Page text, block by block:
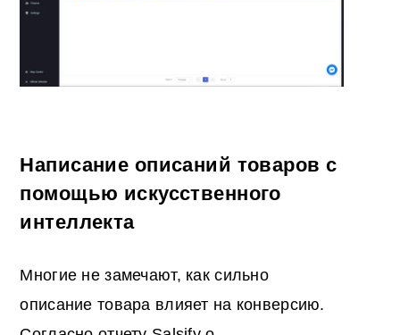
Написание описаний товаров с
помощью искусственного
интеллекта
Многие не замечают, как сильно
описание товара влияет на конверсию.